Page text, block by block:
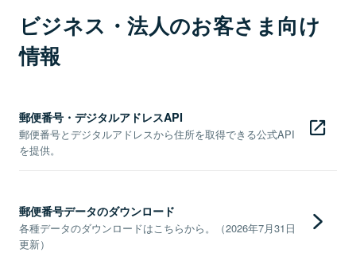
ビジネス・法人のお客さま向け
情報
郵便番号・デジタルアドレスAPI
郵便番号とデジタルアドレスから住所を取得できる公式API
を提供。
郵便番号データのダウンロード
各種データのダウンロードはこちらから。（2026年7月31日
更新）